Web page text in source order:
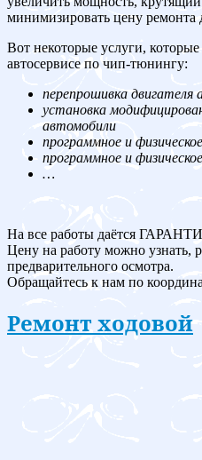
минимизировать цену ремонта
Вот некоторые услуги,
автосервисе по чип-тюнингу:
перепрошивка
установка
автомобили
программное и
программное и
…
На все работы даётся
Цену на работу можно узнать,
предварительного осмотра.
Обращайтесь к нам по
Ремонт ходовой